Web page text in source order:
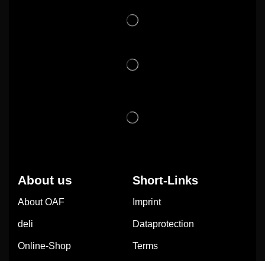
About us
About OAF
deli
Online-Shop
Short-Links
Imprint
Dataprotection
Terms